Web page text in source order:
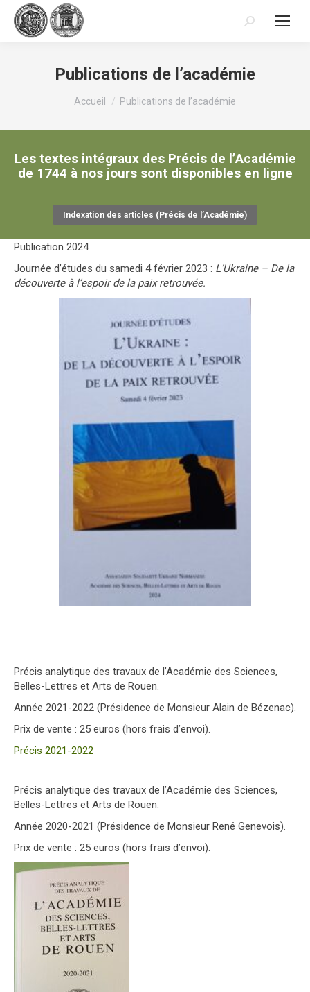
Recherche
Publications de l’académie
Accueil Publications de l’académie
Les textes intégraux des Précis de l’Académie
de 1744 à nos jours sont disponibles en ligne
Indexation des articles (Précis de l’Académie)
Publication 2024
Journée d’études du samedi 4 février 2023 : L’Ukraine – De la
découverte à l’espoir de la paix retrouvée.
Précis analytique des travaux de l’Académie des Sciences,
Belles-Lettres et Arts de Rouen.
Année 2021-2022 (Présidence de Monsieur Alain de Bézenac).
Prix de vente : 25 euros (hors frais d’envoi).
Précis 2021-2022
Précis analytique des travaux de l’Académie des Sciences,
Belles-Lettres et Arts de Rouen.
Année 2020-2021 (Présidence de Monsieur René Genevois).
Prix de vente : 25 euros (hors frais d’envoi).